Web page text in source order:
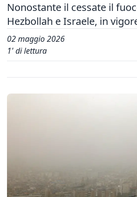
Nonostante il cessate il
Hezbollah e Israele, in
02 maggio 2026
1' di lettura